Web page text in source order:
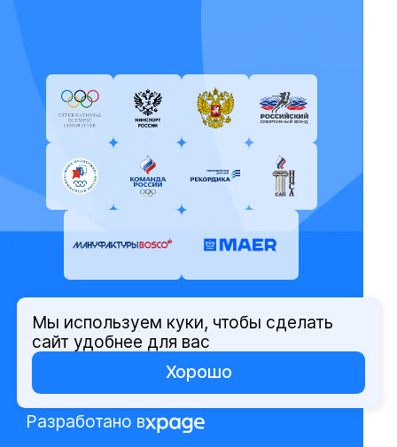
© Олимпийский комитет России,
2026
Политика защиты персональных
данных
Разработано в
Мы используем куки, чтобы сделать
сайт удобнее для вас
Хорошо